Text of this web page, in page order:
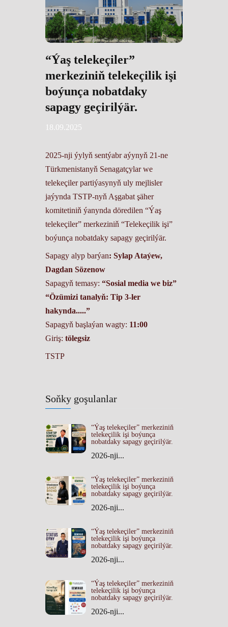
Soňky goşulanlar
“Ýaş telekeçiler” merkeziniň
telekeçilik işi boýunça
nobatdaky sapagy geçirilýär.
2026-nji...
“Ýaş telekeçiler” merkeziniň
telekeçilik işi boýunça
nobatdaky sapagy geçirilýär.
2026-nji...
“Ýaş telekeçiler” merkeziniň
telekeçilik işi boýunça
nobatdaky sapagy geçirilýär.
2026-nji...
“Ýaş telekeçiler” merkeziniň
telekeçilik işi boýunça
nobatdaky sapagy geçirilýär.
2026-nji...
“Ýaş telekeçiler”
merkeziniň telekeçilik işi
boýunça nobatdaky
sapagy geçirilýär.
18.09.2025
2025-nji ýylyň sentýabr aýynyň 21-ne
Türkmenistanyň Senagatçylar we
telekeçiler partiýasynyň uly mejlisler
jaýynda TSTP-nyň Aşgabat şäher
komitetiniň ýanynda döredilen “Ýaş
telekeçiler” merkeziniň “Telekeçilik işi”
boýunça nobatdaky sapagy geçirilýär.
Sapagy alyp barýan: Sylap Ataýew,
Dagdan Sözenow
Sapagyň temasy: “Sosial media we biz”
“Özümizi tanalyň: Tip 3-ler
hakynda.....”
Sapagyň başlaýan wagty: 11:00
Giriş: tölegsiz
TSTP